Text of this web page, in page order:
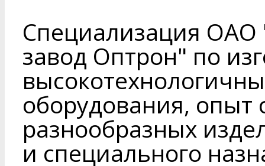
Специализация
завод Оптрон" по
оборудования, опыт
разнообразных
и специального